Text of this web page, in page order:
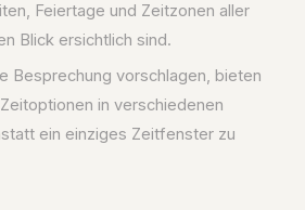
Feiertage und Zeitzonen aller
Blick ersichtlich sind.
Besprechung vorschlagen, bieten
in verschiedenen
ein einziges Zeitfenster zu